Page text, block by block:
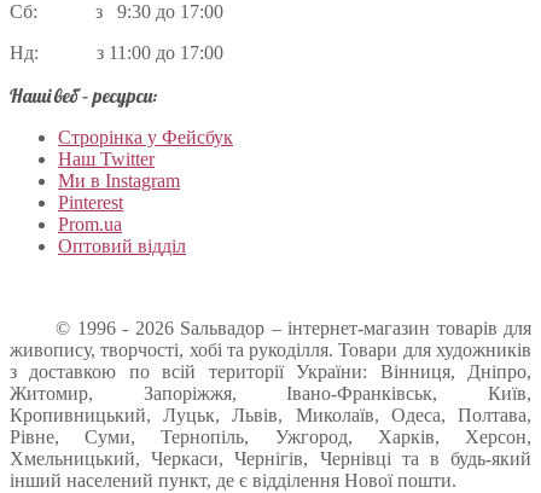
Сб: з 9:30 до 17:00
Нд: з 11:00 до 17:00
Наші веб – ресурси:
Строрінка у Фейсбук
Наш Twitter
Ми в Instagram
Pinterest
Prom.ua
Оптовий відділ
© 1996 - 2026 Sальвадор – інтернет-магазин товарів для
живопису, творчості, хобі та рукоділля. Товари для художників
з доставкою по всій території України: Вінниця, Дніпро,
Житомир, Запоріжжя, Івано-Франківськ, Київ,
Кропивницький, Луцьк, Львів, Миколаїв, Одеса, Полтава,
Рівне, Суми, Тернопіль, Ужгород, Харків, Херсон,
Хмельницький, Черкаси, Чернігів, Чернівці та в будь-який
інший населений пункт, де є відділення Нової пошти.